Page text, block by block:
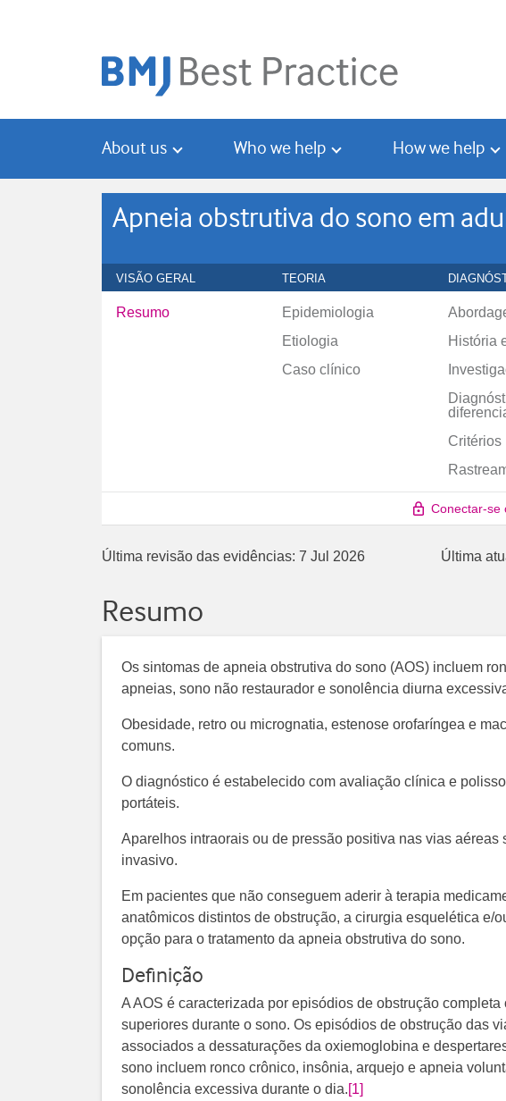
About us Who we help How we help
Apneia obstrutiva do sono em
VISÃO GERAL TEORIA
Resumo
Epidemiologia
Etiologia
Caso clínico
História
Critérios
Conectar-se
Última revisão das evidências: 7 Jul 2026 Última
Resumo
Os sintomas de apneia obstrutiva do sono (AOS) incluem
apneias, sono não restaurador e sonolência diurna
Obesidade, retro ou micrognatia, estenose orofaríngea e
comuns.
O diagnóstico é estabelecido com avaliação clínica e
portáteis.
Aparelhos intraorais ou de pressão positiva nas vias aéreas
invasivo.
Em pacientes que não conseguem aderir à terapia
anatômicos distintos de obstrução, a cirurgia esquelética e/
opção para o tratamento da apneia obstrutiva do sono.
Definição
A AOS é caracterizada por episódios de obstrução
superiores durante o sono. Os episódios de obstrução das
associados a dessaturações da oxiemoglobina e
sono incluem ronco crônico, insônia, arquejo e apneia
sonolência excessiva durante o dia.[1]